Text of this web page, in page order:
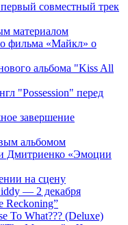
совместный трек
материалом
фильма «Майкл» о
альбома "Kiss All
"Possession" перед
завершение
альбомом
Дмитриенко «Эмоции
на сцену
— 2 декабря
Reckoning”
To What??? (Deluxe)